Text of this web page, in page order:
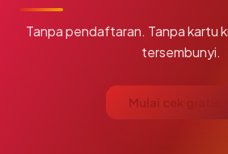
Tanpa pendaftaran. Tanpa kartu
tersembunyi.
Mulai cek gratis →